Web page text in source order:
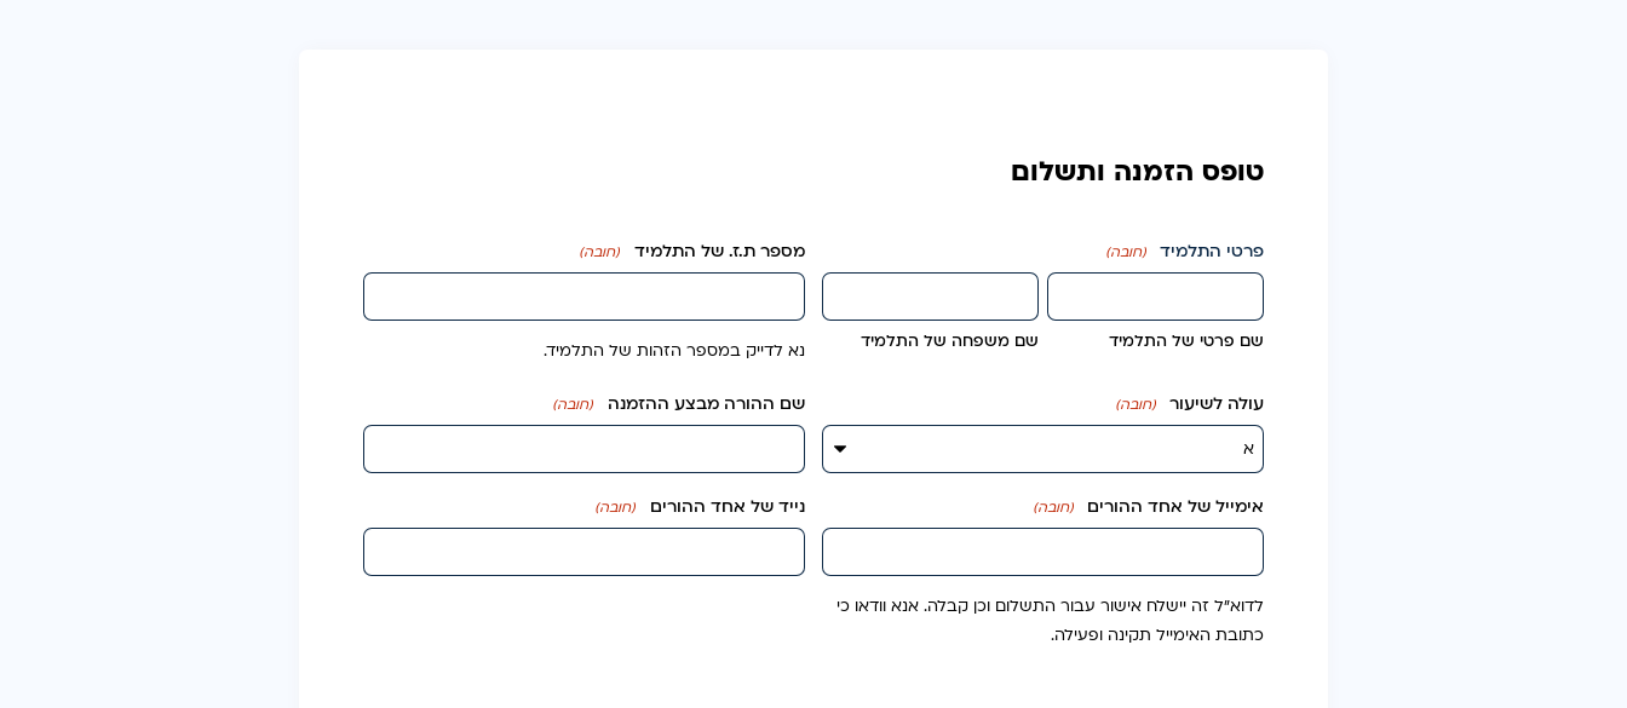
טופס הזמנה ותשלום
פרטי התלמיד (חובה)
שם פרטי של התלמיד שם משפחה של התלמיד
מספר ת.ז. של התלמיד (חובה)
נא לדייק במספר הזהות של התלמיד.
עולה לשיעור (חובה) שם ההורה מבצע ההזמנה (חובה)
אימייל של אחד ההורים (חובה)
לדוא״ל זה יישלח אישור עבור התשלום וכן קבלה. אנא וודאו כי
כתובת האימייל תקינה ופעילה.
נייד של אחד ההורים (חובה)